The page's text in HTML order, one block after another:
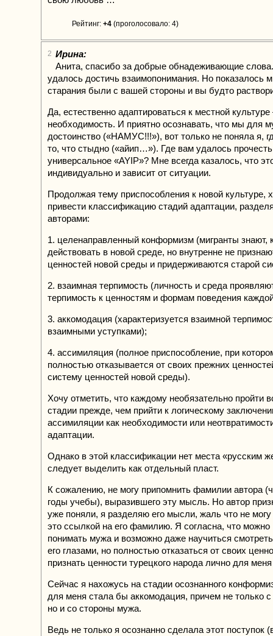
Рейтинг: +4 (проголосовало: 4)
2 Ирина:
Анита, спасибо за добрые обнадеживающие
удалось достичь взаимопонимания. Но показалось
старания были с вашей стороны и вы будто
Да, естественно адаптироваться к местной
необходимость. И приятно осознавать, что мы для
достоинство («НАМУС!!!»), вот только не поняла я,
то, что стыдно («айип…»). Где вам удалось
универсальное «AYIP»? Мне всегда казалось, что
индивидуально и зависит от ситуации.
Продолжая тему приспособления к новой культуре,
привести классификацию стадий адаптации,
авторами:
1. целенаправленный конформизм (мигранты знают,
действовать в новой среде, но внутренне не
ценностей новой среды и придерживаются старой
2. взаимная терпимость (личность и среда
терпимость к ценностям и формам поведения
3. аккомодация (характеризуется взаимной
взаимными уступками);
4. ассимиляция (полное приспособление, при
полностью отказывается от своих прежних
систему ценностей новой среды).
Хочу отметить, что каждому необязательно пройти
стадии прежде, чем прийти к логическому
ассимиляции как необходимости или
адаптации.
Однако в этой классификации нет места «русским
следует выделить как отдельный пласт.
К сожалению, не могу припомнить фамилии автора
годы учебы), выразившего эту мысль. Но автор
уже поняли, я разделяю его мысли, жаль что не могу
это ссылкой на его фамилию. Я согласна, что можно
понимать мужа и возможно даже научиться
его глазами, но полностью отказаться от своих
признать ценности турецкого народа лично для
Сейчас я нахожусь на стадии осознанного
для меня стала бы аккомодация, причем не только
но и со стороны мужа.
Ведь не только я осознанно сделала этот поступок